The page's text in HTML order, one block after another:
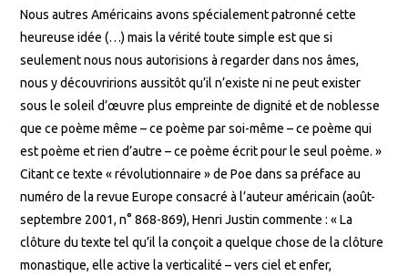
Nous autres Américains avons spécialement patronné cette
heureuse idée (…) mais la vérité toute simple est que si
seulement nous nous autorisions à regarder dans nos âmes,
nous y découvririons aussitôt qu’il n’existe ni ne peut exister
sous le soleil d’œuvre plus empreinte de dignité et de noblesse
que ce poème même – ce poème par soi-même – ce poème qui
est poème et rien d’autre – ce poème écrit pour le seul poème. »
Citant ce texte « révolutionnaire » de Poe dans sa préface au
numéro de la revue Europe consacré à l’auteur américain (août-
septembre 2001, n° 868-869), Henri Justin commente : « La
clôture du texte tel qu’il la conçoit a quelque chose de la clôture
monastique, elle active la verticalité – vers ciel et enfer,